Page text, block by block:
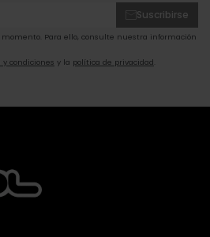
Suscribirse
Para ello, consulte nuestra información
condiciones y la política de privacidad